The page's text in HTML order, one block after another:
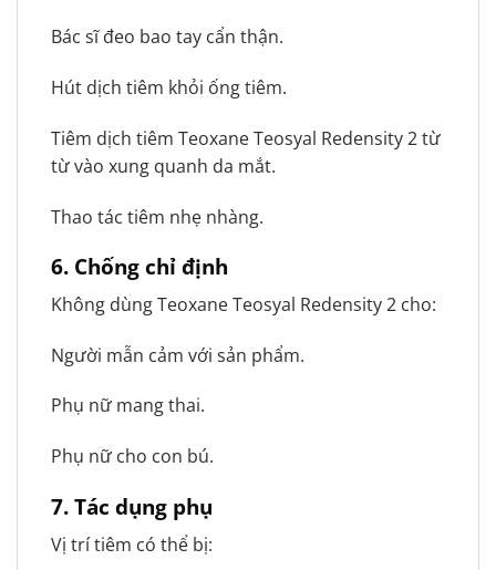
Bác sĩ đeo bao tay cẩn thận.
Hút dịch tiêm khỏi ống tiêm.
Tiêm dịch tiêm Teoxane Teosyal Redensity 2 từ
từ vào xung quanh da mắt.
Thao tác tiêm nhẹ nhàng.
6. Chống chỉ định
Không dùng Teoxane Teosyal Redensity 2 cho:
Người mẫn cảm với sản phẩm.
Phụ nữ mang thai.
Phụ nữ cho con bú.
7.Tác dụng phụ
Vị trí tiêm có thể bị: